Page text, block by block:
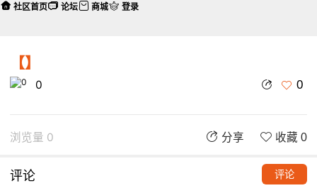
【】
0 0
浏览量 0 分享 收藏 0
评论 评论
社区首页 论坛 商城 登录